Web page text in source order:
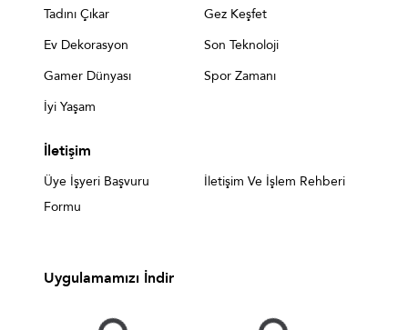
Tadını Çıkar
Gez Keşfet
Ev Dekorasyon
Son Teknoloji
Gamer Dünyası
Spor Zamanı
İyi Yaşam
İletişim
Üye İşyeri Başvuru
Formu
İletişim Ve İşlem Rehberi
Uygulamamızı İndir